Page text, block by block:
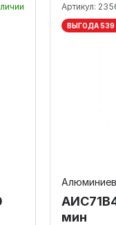
Артикул:
ВЫГОДА 539
мин